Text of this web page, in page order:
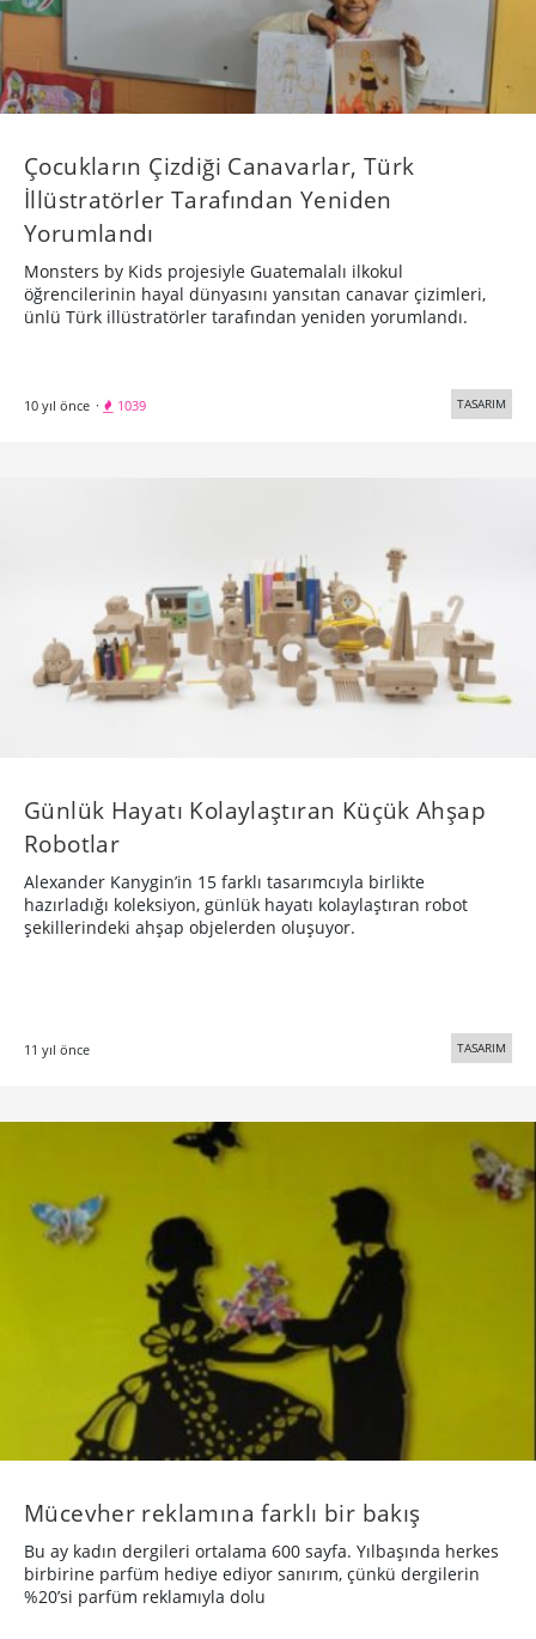
Çocukların Çizdiği Canavarlar, Türk
İllüstratörler Tarafından Yeniden
Yorumlandı
Monsters by Kids projesiyle Guatemalalı ilkokul
öğrencilerinin hayal dünyasını yansıtan canavar çizimleri,
ünlü Türk illüstratörler tarafından yeniden yorumlandı.
10 yıl önce · 1039 TASARIM
Günlük Hayatı Kolaylaştıran Küçük Ahşap
Robotlar
Alexander Kanygin’in 15 farklı tasarımcıyla birlikte
hazırladığı koleksiyon, günlük hayatı kolaylaştıran robot
şekillerindeki ahşap objelerden oluşuyor.
11 yıl önce TASARIM
Mücevher reklamına farklı bir bakış
Bu ay kadın dergileri ortalama 600 sayfa. Yılbaşında herkes
birbirine parfüm hediye ediyor sanırım, çünkü dergilerin
%20’si parfüm reklamıyla dolu